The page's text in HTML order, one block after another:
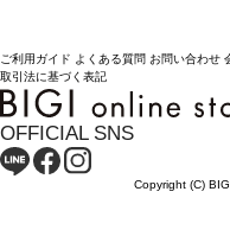
ご利用ガイド よくある質問 お問い合わせ
取引法に基づく表記
OFFICIAL SNS
Copyright (C)